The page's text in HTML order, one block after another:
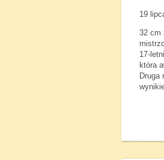
19
32 cm
17-
która
Druga